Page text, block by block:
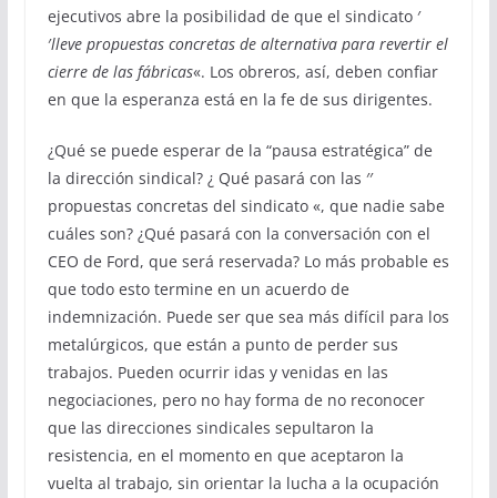
ejecutivos abre la posibilidad de que el sindicato ′
′lleve propuestas concretas de alternativa para revertir el
cierre de las fábricas«. Los obreros, así, deben confiar
en que la esperanza está en la fe de sus dirigentes.
¿Qué se puede esperar de la “pausa estratégica” de
la dirección sindical? ¿ Qué pasará con las ′′
propuestas concretas del sindicato «, que nadie sabe
cuáles son? ¿Qué pasará con la conversación con el
CEO de Ford, que será reservada? Lo más probable es
que todo esto termine en un acuerdo de
indemnización. Puede ser que sea más difícil para los
metalúrgicos, que están a punto de perder sus
trabajos. Pueden ocurrir idas y venidas en las
negociaciones, pero no hay forma de no reconocer
que las direcciones sindicales sepultaron la
resistencia, en el momento en que aceptaron la
vuelta al trabajo, sin orientar la lucha a la ocupación